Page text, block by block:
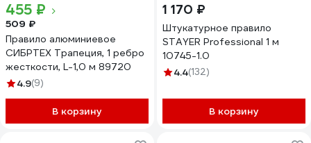
455 ₽
509 ₽
Правило алюминиевое
СИБРТЕХ Трапеция, 1 ребро
жесткости, L-1,0 м 89720
4.9(9)
В корзину
1 170 ₽
Штукатурное правило
STAYER Professional 1 м
10745-1.0
4.4(132)
В корзину